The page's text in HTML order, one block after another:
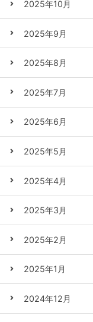
2025年10月
2025年9月
2025年8月
2025年7月
2025年6月
2025年5月
2025年4月
2025年3月
2025年2月
2025年1月
2024年12月